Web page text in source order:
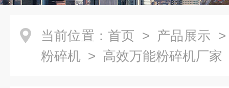
当前位置： 首页 > 产品展示
粉碎机 > 高效万能粉碎机厂家